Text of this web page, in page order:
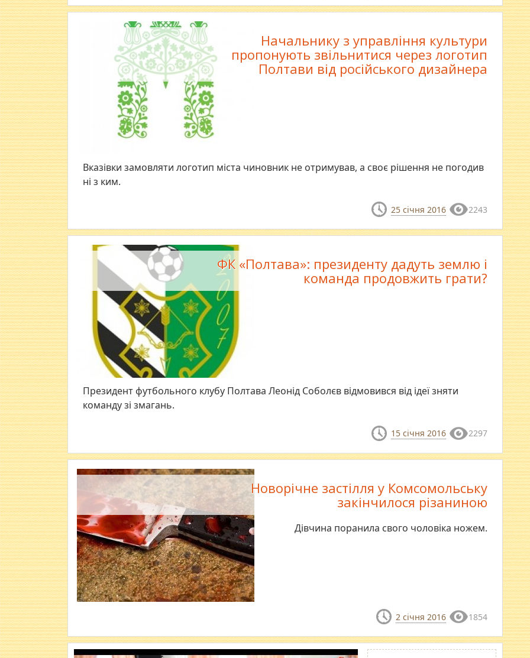
Начальнику з управління культури
пропонують звільнитися через логотип
Полтави від російського дизайнера
Вказівки замовляти логотип міста чиновник не отримував, а своє рішення не погодив
ні з ким.
25 січня 2016 2243
ФК «Полтава»: президенту дадуть землю і
команда продовжить грати?
​Президент футбольного клубу Полтава Леонід Соболєв відмовився від ідеї зняти
команду зі змагань.
15 січня 2016 2297
Новорічне застілля у Комсомольську
закінчилося різаниною
​Дівчина поранила свого чоловіка ножем.
2 січня 2016 1854